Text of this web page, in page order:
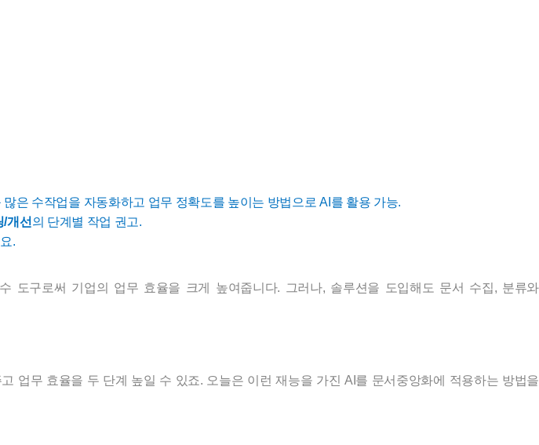
은 수작업을 자동화하고 업무 정확도를 높이는 방법으로 AI를 활용 가능.
개선 의 단계별 작업 권고.
.
도구로써 기업의 업무 효율을 크게 높여줍니다. 그러나, 솔루션을 도입해도 문서 수집, 분류와
업무 효율을 두 단계 높일 수 있죠. 오늘은 이런 재능을 가진 AI를 문서중앙화에 적용하는 방법을